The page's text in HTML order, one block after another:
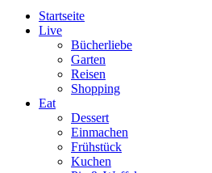
Startseite
Live
Bücherliebe
Garten
Reisen
Shopping
Eat
Dessert
Einmachen
Frühstück
Kuchen